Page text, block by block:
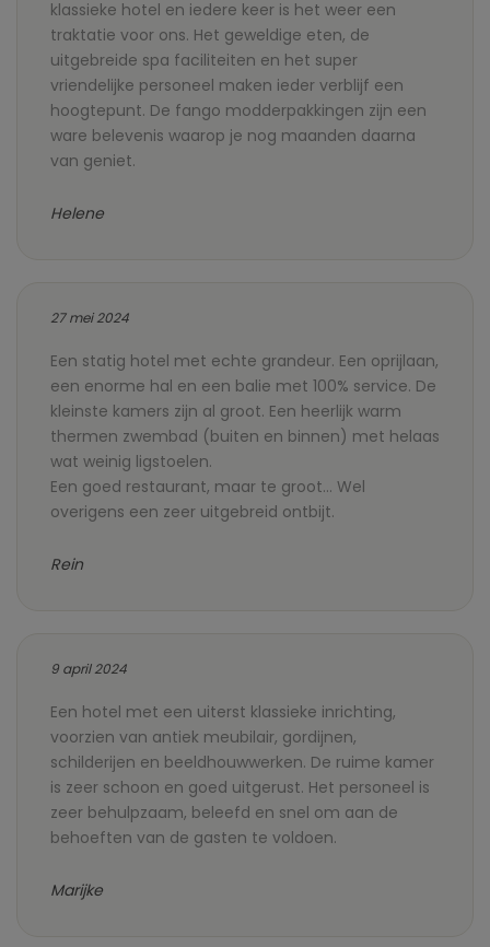
klassieke hotel en iedere keer is het weer een
traktatie voor ons. Het geweldige eten, de
uitgebreide spa faciliteiten en het super
vriendelijke personeel maken ieder verblijf een
hoogtepunt. De fango modderpakkingen zijn een
ware belevenis waarop je nog maanden daarna
van geniet.
Helene
27 mei 2024
Een statig hotel met echte grandeur. Een oprijlaan,
een enorme hal en een balie met 100% service. De
kleinste kamers zijn al groot. Een heerlijk warm
thermen zwembad (buiten en binnen) met helaas
wat weinig ligstoelen.
Een goed restaurant, maar te groot... Wel
overigens een zeer uitgebreid ontbijt.
Rein
9 april 2024
Een hotel met een uiterst klassieke inrichting,
voorzien van antiek meubilair, gordijnen,
schilderijen en beeldhouwwerken. De ruime kamer
is zeer schoon en goed uitgerust. Het personeel is
zeer behulpzaam, beleefd en snel om aan de
behoeften van de gasten te voldoen.
Marijke